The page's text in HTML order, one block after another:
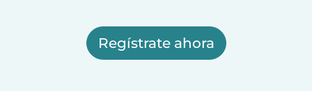
Regístrate ahora